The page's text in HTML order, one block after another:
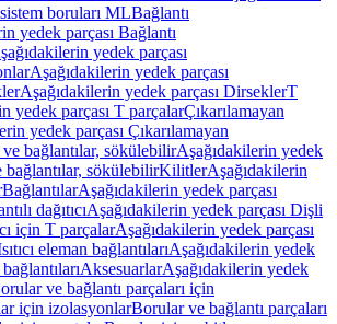
boruları MLBağlantı
yedek parçası Bağlantı
yedek parçası
Aşağıdakilerin yedek parçası
Aşağıdakilerin yedek parçası DirseklerT
yedek parçası T parçalarÇıkarılamayan
yedek parçası Çıkarılamayan
bağlantılar, sökülebilirAşağıdakilerin yedek
bağlantılar, sökülebilirKilitlerAşağıdakilerin
BağlantılarAşağıdakilerin yedek parçası
dağıtıcıAşağıdakilerin yedek parçası Dişli
için T parçalarAşağıdakilerin yedek parçası
eleman bağlantılarıAşağıdakilerin yedek
AksesuarlarAşağıdakilerin yedek
ve bağlantı parçaları için
için izolasyonlarBorular ve bağlantı parçaları